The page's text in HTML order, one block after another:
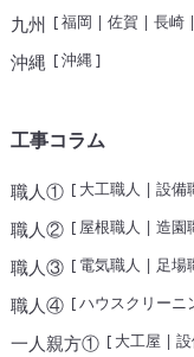
九州 [福岡 | 佐賀 | 長崎|
沖縄 [沖縄]
工事コラム
職人①[ 大工職人 | 設備
職人②[ 屋根職人 | 造園
職人③[ 電気職人 | 足場
職人④[ハウスクリーニ
一人親方①[ 大工屋 |